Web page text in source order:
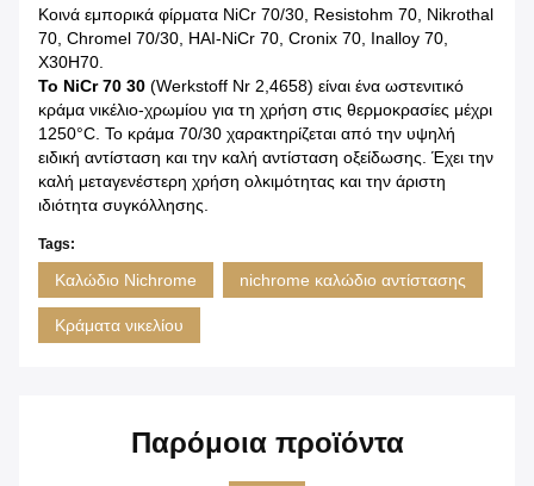
Κοινά εμπορικά φίρματα NiCr 70/30, Resistohm 70, Nikrothal
70, Chromel 70/30, HAI-NiCr 70, Cronix 70, Inalloy 70,
X30H70.
Το NiCr 70 30 (Werkstoff Nr 2,4658) είναι ένα ωστενιτικό
κράμα νικέλιο-χρωμίου για τη χρήση στις θερμοκρασίες μέχρι
1250°C. Το κράμα 70/30 χαρακτηρίζεται από την υψηλή
ειδική αντίσταση και την καλή αντίσταση οξείδωσης. Έχει την
καλή μεταγενέστερη χρήση ολκιμότητας και την άριστη
ιδιότητα συγκόλλησης.
Tags:
Καλώδιο Nichrome nichrome καλώδιο αντίστασης
Κράματα νικελίου
Παρόμοια προϊόντα